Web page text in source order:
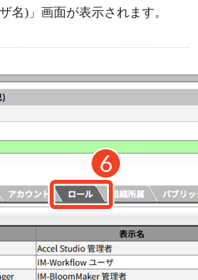
名)」画面が表示されます。